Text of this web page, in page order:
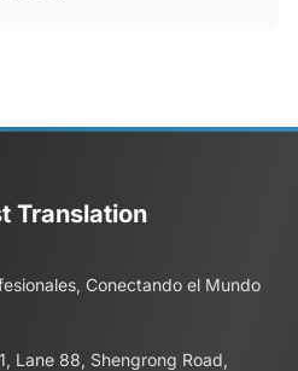
Translation
Conectando el Mundo
Lane 88, Shengrong Road,